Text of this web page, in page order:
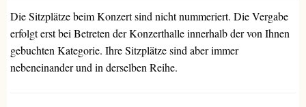
Die Sitzplätze beim Konzert sind nicht nummeriert. Die Vergabe
erfolgt erst bei Betreten der Konzerthalle innerhalb der von Ihnen
gebuchten Kategorie. Ihre Sitzplätze sind aber immer
nebeneinander und in derselben Reihe.